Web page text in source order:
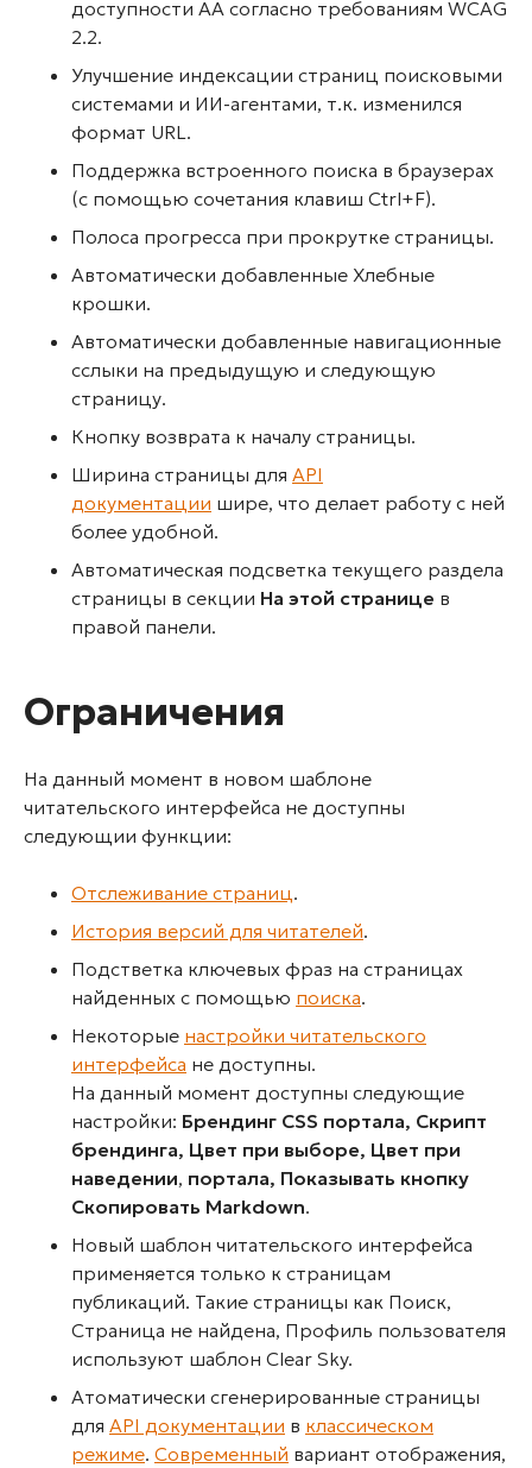
доступности AA согласно требованиям WCAG
2.2.
Улучшение индексации страниц поисковыми
системами и ИИ-агентами, т.к. изменился
формат URL.
Поддержка встроенного поиска в браузерах
(с помощью сочетания клавиш Ctrl+F).
Полоса прогресса при прокрутке страницы.
Автоматически добавленные Хлебные
крошки.
Автоматически добавленные навигационные
сслыки на предыдущую и следующую
страницу.
Кнопку возврата к началу страницы.
Ширина страницы для API
документации шире, что делает работу с ней
более удобной.
Автоматическая подсветка текущего раздела
страницы в секции На этой странице в
правой панели.
Ограничения
На данный момент в новом шаблоне
читательского интерфейса не доступны
следующии функции:
Отслеживание страниц .
История версий для читателей.
Подстветка ключевых фраз на страницах
найденных с помощью поиска.
Некоторые настройки читательского
интерфейса не доступны.
На данный момент доступны следующие
настройки: Брендинг CSS портала, Скрипт
брендинга, Цвет при выборе, Цвет при
наведении, портала, Показывать кнопку
Скопировать Markdown.
Новый шаблон читательского интерфейса
применяется только к страницам
публикаций. Такие страницы как Поиск,
Страница не найдена, Профиль пользователя
используют шаблон Clear Sky.
Атоматически сгенерированные страницы
для API документации в классическом
режиме. Современный вариант отображения,